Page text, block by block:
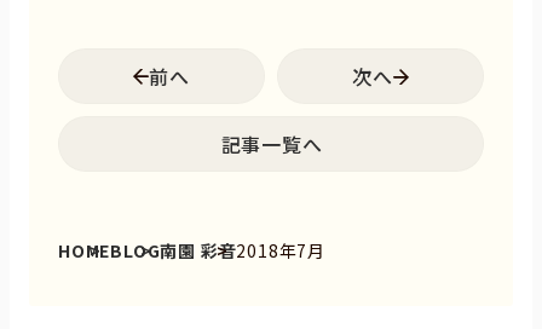
前へ
記事一覧へ
次へ
HOMEBLOG南園 彩音2018年7月